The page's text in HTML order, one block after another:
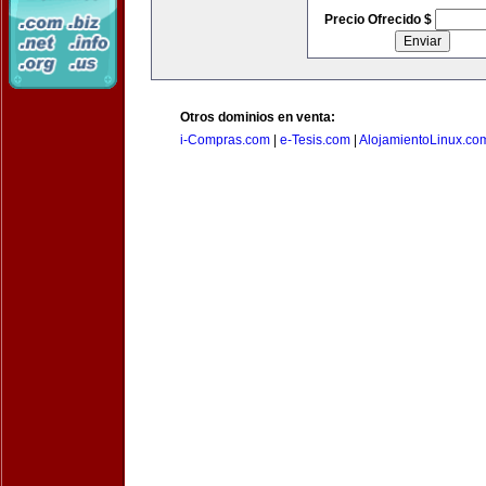
Precio Ofrecido $
Otros dominios en venta:
i-Compras.com
e-Tesis.com